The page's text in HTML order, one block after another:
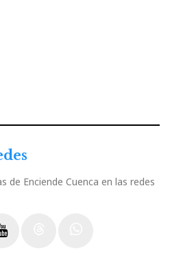
de Enciende Cuenca en las redes